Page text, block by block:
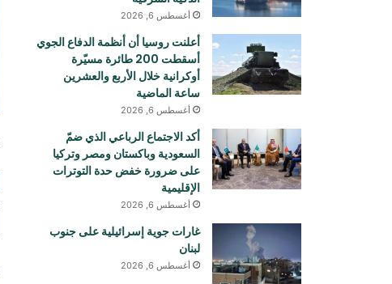
أغسطس 6, 2026
أعلنت روسيا أن أنظمة الدفاع الجوي
أسقطت 200 طائرة مسيّرة
أوكرانية خلال الأربع والعشرين
ساعة الماضية
أغسطس 6, 2026
أكد الاجتماع الرباعي الذي ضمّ
السعودية وباكستان ومصر وتركيا
على ضرورة خفض حدة التوترات
الإقليمية
أغسطس 6, 2026
غارات جوية إسرائيلية على جنوب
لبنان
أغسطس 6, 2026